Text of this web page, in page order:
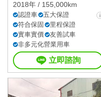
2018年 / 155,000km
認證車
五大保證
符合保固
里程保證
實車實價
友善試車
非多元化營業用車
立即諮詢